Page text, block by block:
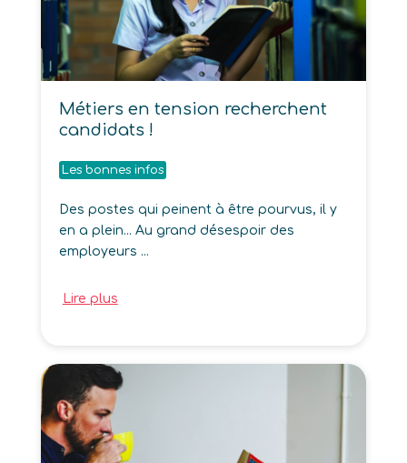
Métiers en tension recherchent
candidats !
Les bonnes infos
Des postes qui peinent à être pourvus, il y
en a plein... Au grand désespoir des
employeurs ...
Lire plus